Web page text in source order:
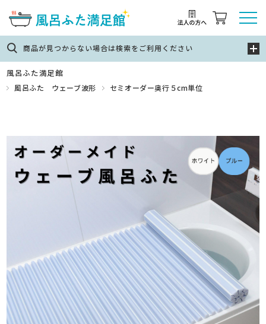
商品が見つからない場合は検索をご利用ください
風呂ふた満足館
風呂ふた ウェーブ波形 セミオーダー奥行５cm単位